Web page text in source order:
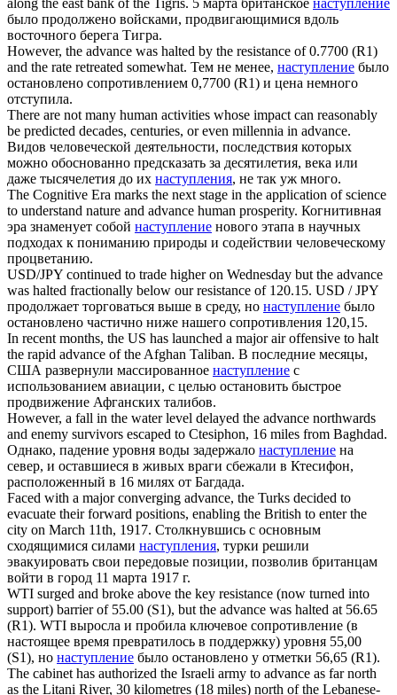
along the east bank of the Tigris. 5 марта британское наступление
было продолжено войсками, продвигающимися вдоль
восточного берега Тигра.
However, the advance was halted by the resistance of 0.7700 (R1)
and the rate retreated somewhat. Тем не менее, наступление было
остановлено сопротивлением 0,7700 (R1) и цена немного
отступила.
There are not many human activities whose impact can reasonably
be predicted decades, centuries, or even millennia in advance.
Видов человеческой деятельности, последствия которых
можно обоснованно предсказать за десятилетия, века или
даже тысячелетия до их наступления, не так уж много.
The Cognitive Era marks the next stage in the application of science
to understand nature and advance human prosperity. Когнитивная
эра знаменует собой наступление нового этапа в научных
подходах к пониманию природы и содействии человеческому
процветанию.
USD/JPY continued to trade higher on Wednesday but the advance
was halted fractionally below our resistance of 120.15. USD / JPY
продолжает торговаться выше в среду, но наступление было
остановлено частично ниже нашего сопротивления 120,15.
In recent months, the US has launched a major air offensive to halt
the rapid advance of the Afghan Taliban. В последние месяцы,
США развернули массированное наступление с
использованием авиации, с целью остановить быстрое
продвижение Афганских талибов.
However, a fall in the water level delayed the advance northwards
and enemy survivors escaped to Ctesiphon, 16 miles from Baghdad.
Однако, падение уровня воды задержало наступление на
север, и оставшиеся в живых враги сбежали в Ктесифон,
расположенный в 16 милях от Багдада.
Faced with a major converging advance, the Turks decided to
evacuate their forward positions, enabling the British to enter the
city on March 11th, 1917. Столкнувшись с основным
сходящимися силами наступления, турки решили
эвакуировать свои передовые позиции, позволив британцам
войти в город 11 марта 1917 г.
WTI surged and broke above the key resistance (now turned into
support) barrier of 55.00 (S1), but the advance was halted at 56.65
(R1). WTI выросла и пробила ключевое сопротивление (в
настоящее время превратилось в поддержку) уровня 55,00
(S1), но наступление было остановлено у отметки 56,65 (R1).
The cabinet has authorized the Israeli army to advance as far north
as the Litani River, 30 kilometres (18 miles) north of the Lebanese-